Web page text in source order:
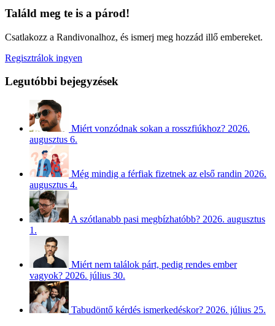
Találd meg te is a párod!
Csatlakozz a Randivonalhoz, és ismerj meg hozzád illő embereket.
Regisztrálok ingyen
Legutóbbi bejegyzések
Miért vonzódnak sokan a rosszfiúkhoz? 2026.
augusztus 6.
Még mindig a férfiak fizetnek az első randin 2026.
augusztus 4.
A szótlanabb pasi megbízhatóbb? 2026. augusztus
1.
Miért nem találok párt, pedig rendes ember
vagyok? 2026. július 30.
Tabudöntő kérdés ismerkedéskor? 2026. július 25.